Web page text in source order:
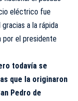
eléctrico fue
a la rápida
por el presidente
todavía se
que la originaron
Pedro de